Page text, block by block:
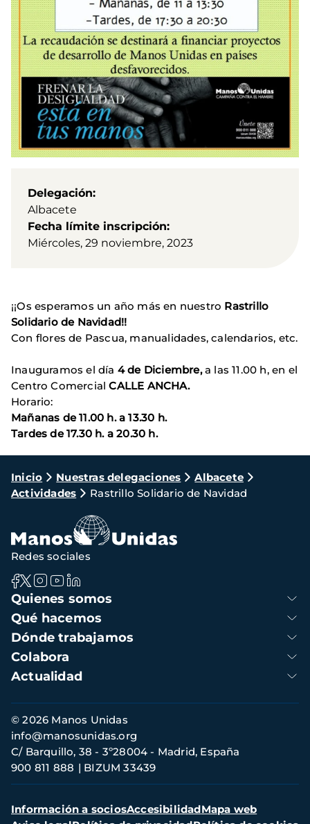
Delegación
Albacete
Fecha límite inscripción
Miércoles, 29 noviembre, 2023
¡¡Os esperamos un año más en nuestro Rastrillo
Solidario de Navidad!!
Con flores de Pascua, manualidades, calendarios, etc.
Inauguramos el día 4 de Diciembre,a las 11.00 h, en el
Centro Comercial CALLE ANCHA.
Horario:
Mañanas de 11.00 h. a 13.30 h.
Tardes de 17.30 h. a 20.30 h.
Ruta
de
navegación
Inicio Nuestras delegaciones
Albacete
Actividades
Rastrillo Solidario de Navidad
Navegación
principal
Quienes somos
Qué hacemos
Dónde trabajamos
Colabora
Actualidad
Redes sociales
Información
de
contacto
© 2026 Manos Unidas
C/ Barquillo, 38 - 3º28004 - Madrid, España
900 811 888
BIZUM 33439
info@manosunidas.org
Menú
secundario
Información a sociosAccesibilidadMapa web